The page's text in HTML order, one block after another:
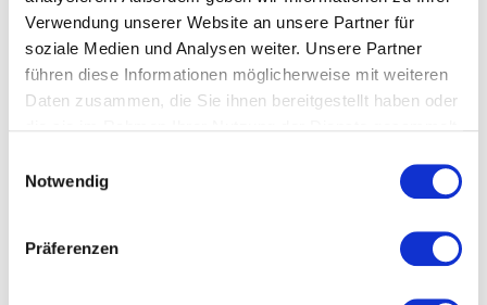
Verwendung unserer Website an unsere Partner für
soziale Medien und Analysen weiter. Unsere Partner
führen diese Informationen möglicherweise mit weiteren
Daten zusammen, die Sie ihnen bereitgestellt haben oder
Notwendig
Präferenzen